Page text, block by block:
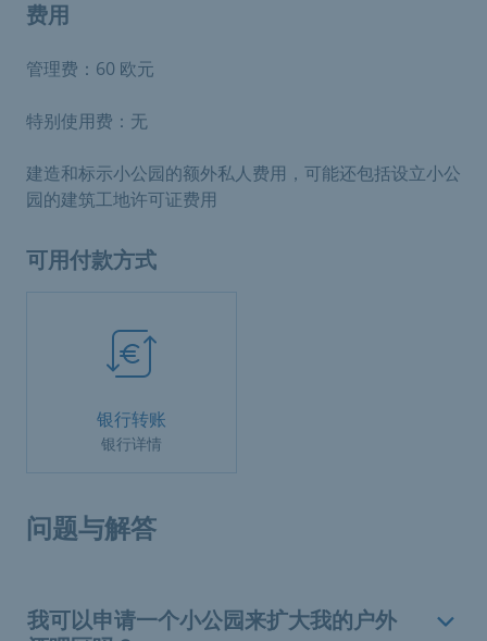
费用
管理费：60 欧元
特别使用费：无
建造和标示小公园的额外私人费用，可能还包括设立小公
园的建筑工地许可证费用
可用付款方式
银行转账
银行详情
问题与解答
我可以申请一个小公园来扩大我的户外